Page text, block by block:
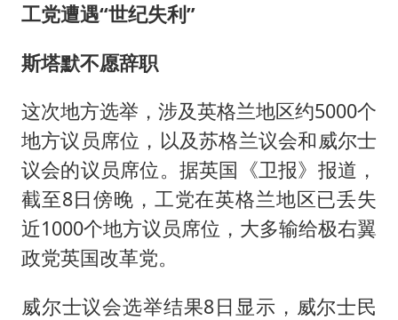
工党遭遇“世纪失利”
斯塔默不愿辞职
这次地方选举，涉及英格兰地区约5000个
地方议员席位，以及苏格兰议会和威尔士
议会的议员席位。据英国《卫报》报道，
截至8日傍晚，工党在英格兰地区已丢失
近1000个地方议员席位，大多输给极右翼
政党英国改革党。
威尔士议会选举结果8日显示，威尔士民